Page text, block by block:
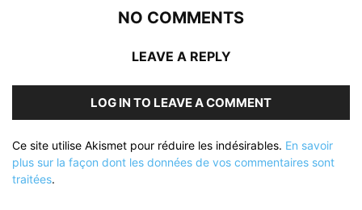
NO COMMENTS
LEAVE A REPLY
LOG IN TO LEAVE A COMMENT
Ce site utilise Akismet pour réduire les indésirables. En savoir
plus sur la façon dont les données de vos commentaires sont
traitées.